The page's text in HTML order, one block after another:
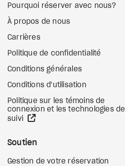
Pourquoi réserver avec nous?
À propos de nous
Carrières
Politique de confidentialité
Conditions générales
Conditions d'utilisation
Politique sur les témoins de
connexion et les technologies de
suivi
Soutien
Gestion de votre réservation